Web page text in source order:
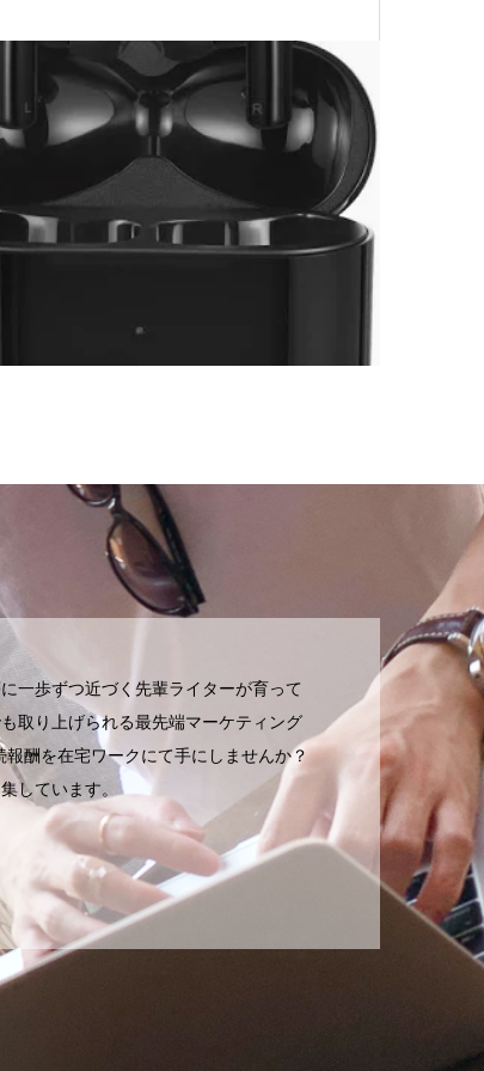
一歩ずつ近づく先輩ライターが育って
取り上げられる最先端マーケティング
酬を在宅ワークにて手にしませんか？
しています。